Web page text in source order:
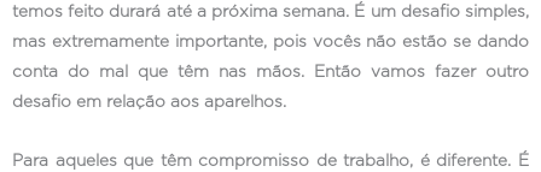
temos feito durará até a próxima semana. É um desafio simples,
mas extremamente importante, pois vocês não estão se dando
conta do mal que têm nas mãos. Então vamos fazer outro
desafio em relação aos aparelhos.
Para aqueles que têm compromisso de trabalho, é diferente. É